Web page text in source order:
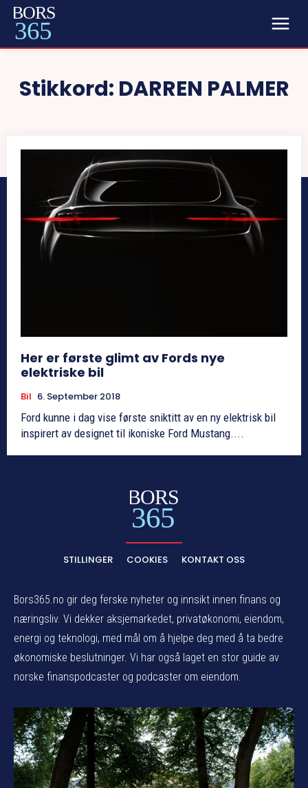
BORS
365
Stikkord: DARREN PALMER
Her er første glimt av Fords nye
elektriske bil
Bil 6. September 2018
Ford kunne i dag vise første sniktitt av en ny elektrisk bil
inspirert av designet til ikoniske Ford Mustang....
BORS
365
STILLINGER COOKIES KONTAKT OSS
Bors365.no gir deg ferske nyheter og innsikt innen finans og
næringsliv. Vi dekker aksjemarkedet, privatøkonomi, eiendom,
energi og teknologi, med mål om å hjelpe deg med å ta bedre
økonomiske beslutninger. Vi har også laget en stor guide av
norske finanspodcaster og podcaster om eiendom.